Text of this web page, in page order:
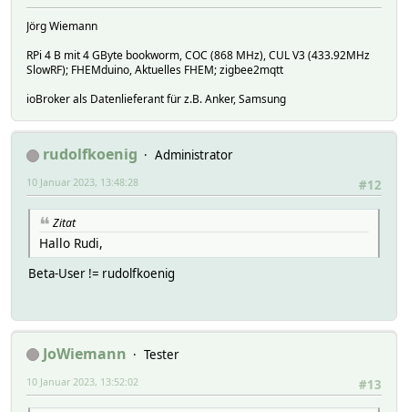
Jörg Wiemann
RPi 4 B mit 4 GByte bookworm, COC (868 MHz), CUL V3 (433.92MHz
SlowRF); FHEMduino, Aktuelles FHEM; zigbee2mqtt
ioBroker als Datenlieferant für z.B. Anker, Samsung
rudolfkoenig
Administrator
#12
10 Januar 2023, 13:48:28
Zitat
Hallo Rudi,
Beta-User != rudolfkoenig
JoWiemann
Tester
#13
10 Januar 2023, 13:52:02